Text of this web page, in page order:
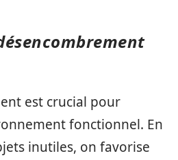
est crucial pour
fonctionnel. En
inutiles, on favorise